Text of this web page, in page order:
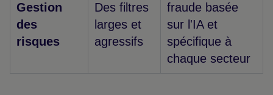
Gestion
des
risques
Des filtres
larges et
agressifs
fraude basée
sur l'IA et
spécifique à
chaque secteur